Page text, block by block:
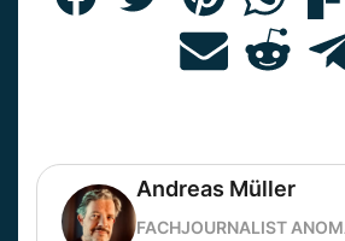
Andreas Müller
FACHJOURNALIST